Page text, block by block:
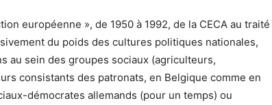
européenne », de 1950 à 1992, de la CECA au traité
du poids des cultures politiques nationales,
au sein des groupes sociaux (agriculteurs,
consistants des patronats, en Belgique comme en
démocrates allemands (pour un temps) ou